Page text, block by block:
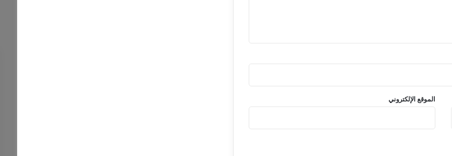
الموقع الإلكتروني